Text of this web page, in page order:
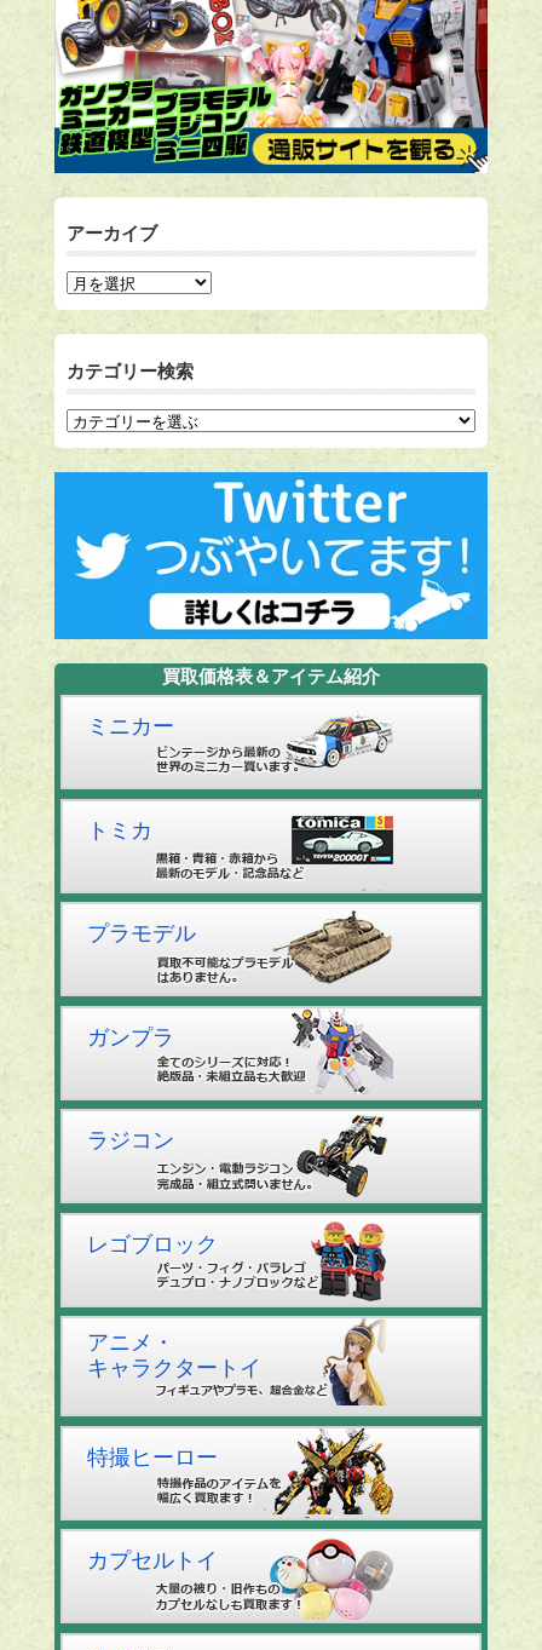
アーカイブ
カテゴリー検索
買取価格表＆アイテム紹介
ミニカー
トミカ
プラモデル
ガンプラ
ラジコン
レゴブロック
アニメ・
キャラクタートイ
特撮ヒーロー
カプセルトイ